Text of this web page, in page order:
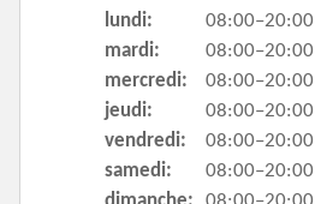
lundi:
08:00–20:00
mardi:
08:00–20:00
mercredi:
08:00–20:00
jeudi:
08:00–20:00
vendredi:
08:00–20:00
samedi:
08:00–20:00